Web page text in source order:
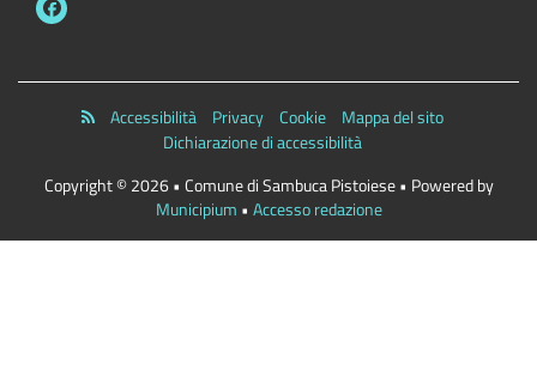
Accessibilità Privacy Cookie
Mappa del sito
Dichiarazione di accessibilità
Copyright © 2026 • Comune di Sambuca Pistoiese • Powered by
Municipium • Accesso redazione